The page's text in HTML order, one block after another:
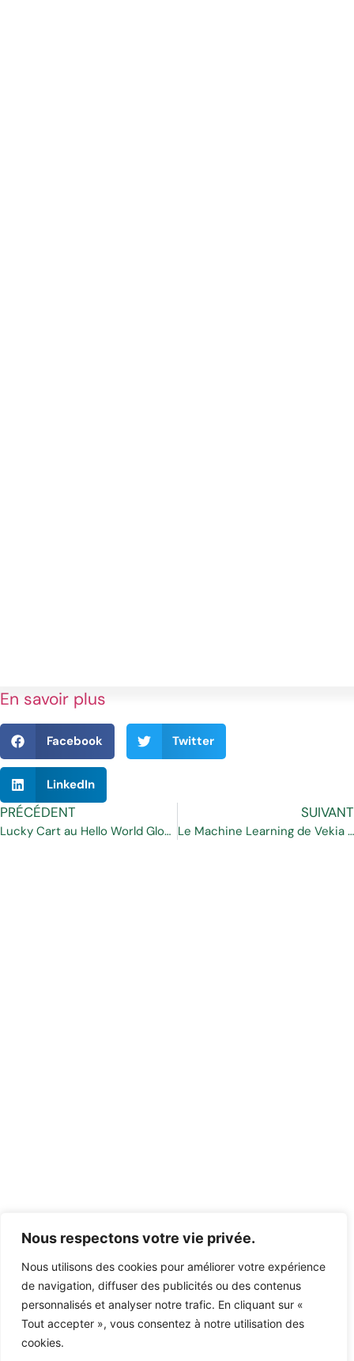
Nous respectons votre vie privée.
Nous utilisons des cookies pour améliorer votre expérience
de navigation, diffuser des publicités ou des contenus
personnalisés et analyser notre trafic. En cliquant sur «
Tout accepter », vous consentez à notre utilisation des
cookies.
En savoir plus
Facebook Twitter
LinkedIn
PRÉCÉDENT
Lucky Cart au Hello World Global Summit le 13 octobre 2016
SUIVANT
Le Machine Learning de Vekia optimise la Supply Chain de Mr.Bricolage